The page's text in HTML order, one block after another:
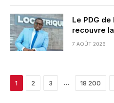
Le PDG
recouvre
7 AOÛT 2026
1 2 3 … 18 200